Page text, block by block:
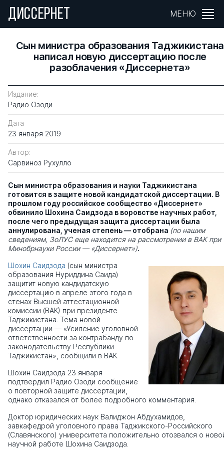
ДИССЕРНЕТ МЕНЮ
Cын министра образования Таджикистана
написал новую диссертацию после
разоблачения «Диссернета»
Издание:
Радио Озоди
Дата
23 января 2019
Автор:
Сарвиноз Рухулло
Сын министра образования и науки Таджикистана
готовится в защите новой кандидатской диссертации. В
прошлом году российское сообщество «Диссернет»
обвинило Шохина Саидзода в воровстве научных работ,
после чего предыдущая защита диссертации была
аннулирована, ученая степень — отобрана (по нашим
сведениям, ЗоЛУС еще находится на рассмотрении в ВАК при
Минобрнауки России — «Диссернет»).
Шохин Саидзода (сын министра
образования Нуриддина Саида)
защитит новую кандидатскую
диссертацию в апреле этого года в
стенах Высшей аттестационной
комиссии (ВАК) при президенте
Таджикистана. Тема новой
диссертации — «Усиление уголовной
ответственности за контрабанду по
законодательству Республики
Таджикистан», сообщили в ВАК.
Шохин Саидзода 23 января
подтвердил Радио Озоди сообщение
о повторной защите диссертации,
однако отказался от более подробного комментария.
Доктор юридических наук Валиджон Абдухамидов,
завкафедрой уголовного права Таджикского-Российского
(Славянского) университета положительно отозвался о
научной работе Шохина Саидзода.